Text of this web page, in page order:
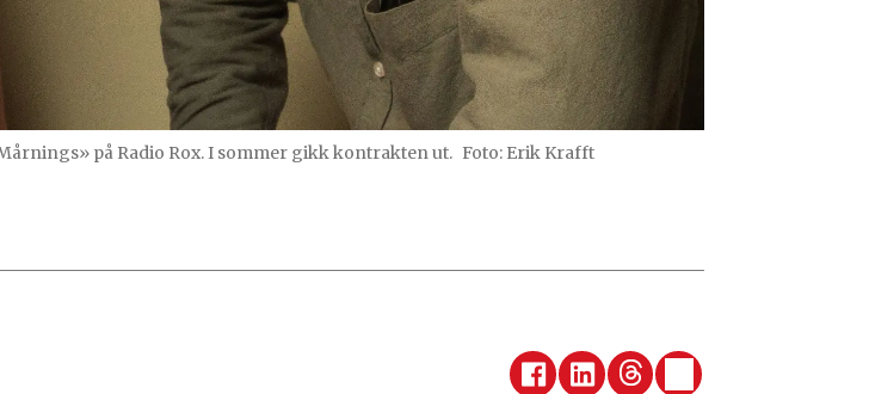
på Radio Rox. I sommer gikk kontrakten ut. Foto: Erik Krafft